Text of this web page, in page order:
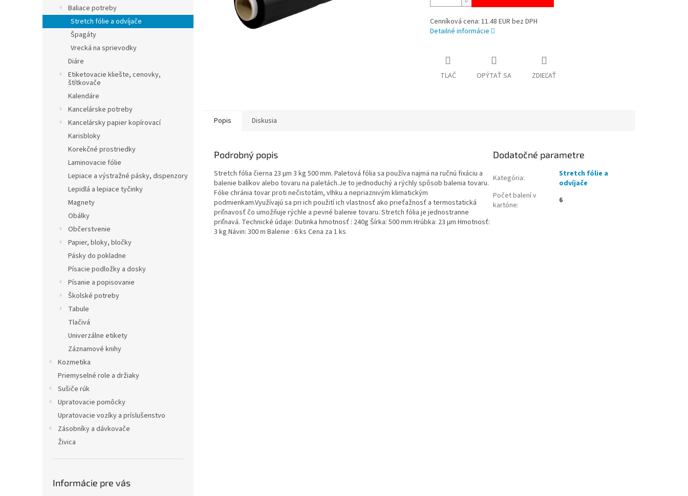
Baliace potreby
Stretch fólie a odvíjače
Špagáty
Vrecká na sprievodky
Diáre
Etiketovacie kliešte, cenovky,
štítkovače
Kalendáre
Kancelárske potreby
Kancelársky papier kopírovací
Karisbloky
Korekčné prostriedky
Laminovacie fólie
Lepiace a výstražné pásky, dispenzory
Lepidlá a lepiace tyčinky
Magnety
Obálky
Občerstvenie
Papier, bloky, bločky
Pásky do pokladne
Písacie podložky a dosky
Písanie a popisovanie
Školské potreby
Tabule
Tlačivá
Univerzálne etikety
Záznamové knihy
Kozmetika
Priemyselné role a držiaky
Sušiče rúk
Upratovacie pomôcky
Upratovacie vozíky a príslušenstvo
Zásobníky a dávkovače
Živica
Informácie pre vás
Cenníková cena: 11.48 EUR bez DPH
Detailné informácie
TLAČ OPÝTAŤ SA ZDIEĽAŤ
Popis Diskusia
Podrobný popis
Stretch fólia čierna 23 µm 3 kg 500 mm. Paletová fólia sa používa najmä na ručnú fixáciu a
balenie balíkov alebo tovaru na paletách.Je to jednoduchý a rýchly spôsob balenia tovaru.
Fólie chránia tovar proti nečistotám, vlhku a nepriaznivým klimatickým
podmienkam.Využívajú sa pri ich použití ich vlastnosť ako prieťažnosť a termostatická
priľnavosť čo umožňuje rýchle a pevné balenie tovaru. Stretch fólia je jednostranne
priľnavá. Technické údaje: Dutinka hmotnosť : 240g Šírka: 500 mm Hrúbka: 23 µm Hmotnosť:
3 kg Návin: 300 m Balenie : 6 ks Cena za 1 ks
Dodatočné parametre
Kategória:
Stretch fólie a
odvíjače
Počet balení v
kartóne: 6